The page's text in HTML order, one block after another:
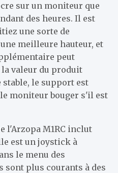
sur un moniteur que
des heures. Il est
une sorte de
meilleure hauteur, et
peut
valeur du produit
le support est
moniteur bouger s'il est
l'Arzopa M1RC inclut
est un joystick à
le menu des
sont plus courants à des